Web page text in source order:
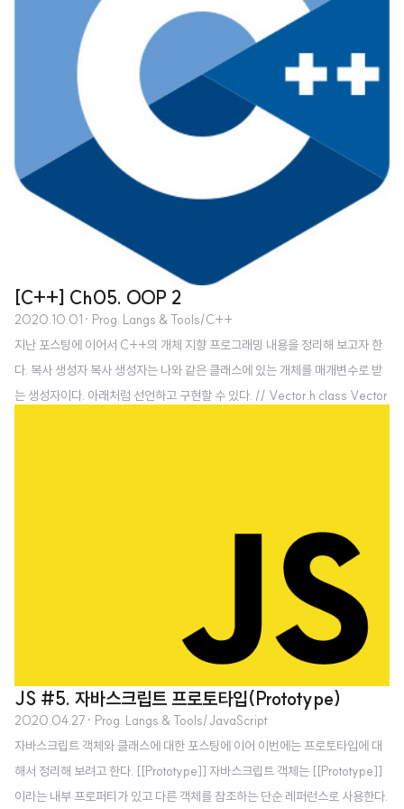
[C++] Ch05. OOP 2
2020.10.01 · Prog. Langs & Tools/C++
지난 포스팅에 이어서 C++의 개체 지향 프로그래밍 내용을 정리해 보고자 한
다. 복사 생성자 복사 생성자는 나와 같은 클래스에 있는 개체를 매개변수로 받
는 생성자이다. 아래처럼 선언하고 구현할 수 있다. // Vector.h class Vector
JS #5. 자바스크립트 프로토타입(Prototype)
2020.04.27 · Prog. Langs & Tools/JavaScript
자바스크립트 객체와 클래스에 대한 포스팅에 이어 이번에는 프로토타입에 대
해서 정리해 보려고 한다. [[Prototype]] 자바스크립트 객체는 [[Prototype]]
이라는 내부 프로퍼티가 있고 다른 객체를 참조하는 단순 레퍼런스로 사용한다.